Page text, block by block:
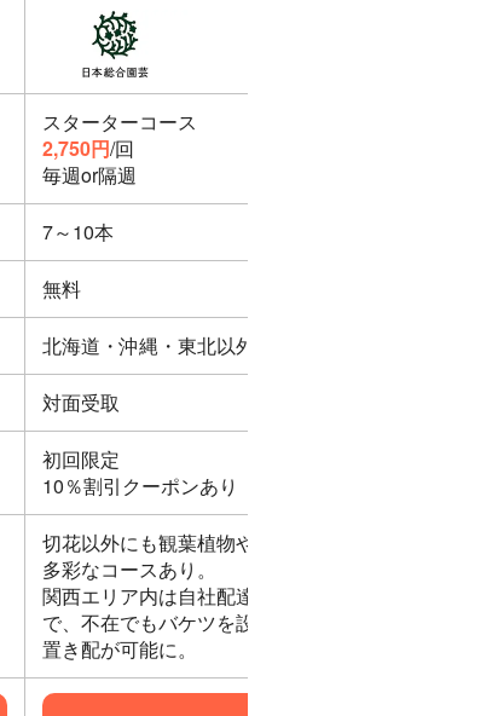
スターターコース
2,750円/回
毎週or隔週
7～10本
無料
北海道・沖縄・東北以外
対面受取
初回限定
10％割引クーポンあり
切花以外にも観葉植物や仏花など
多彩なコースあり。
関西エリア内は自社配達便が可能
で、不在でもバケツを設置すると
置き配が可能に。